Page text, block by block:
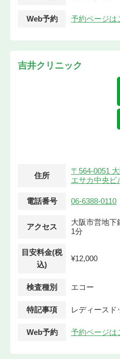
Web予約 予約ページは
吉井クリニック
住所
〒564-0051
エサカ中央ビ
電話番号 06-6388-0110
アクセス
大阪市営地下
1分
目安料金(税
込)
¥12,000
検査種別 エコー
特記事項 レディースド
Web予約 予約ページは